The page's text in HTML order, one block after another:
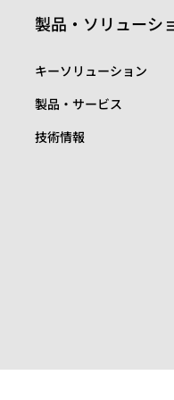
製品・ソリューシ
キーソリューション
製品・サービス
技術情報